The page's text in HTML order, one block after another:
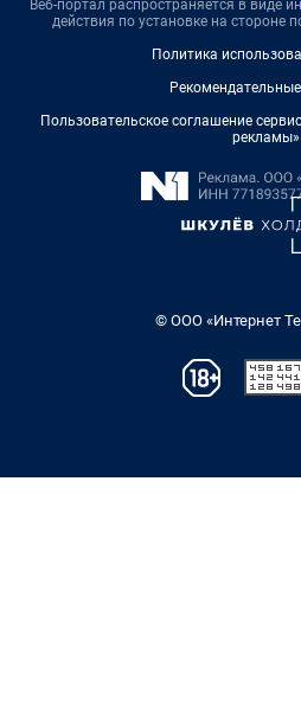
Веб-портал распространяется в виде
действия по установке на стороне
Политика
Пользовательское соглашение
рекламы»
© ООО «Интернет